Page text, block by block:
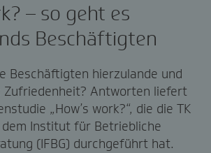
– so geht es
Beschäftigten
Beschäftigten hierzulande und
Zufriedenheit? Antworten liefert
„How’s work?“, die die TK
Institut für Betriebliche
(IFBG) durchgeführt hat.